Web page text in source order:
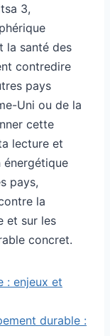
3,
la santé des
contredire
pays
Uni ou de la
cette
lecture et
pays,
la
et sur les
concret.
: enjeux et
durable :